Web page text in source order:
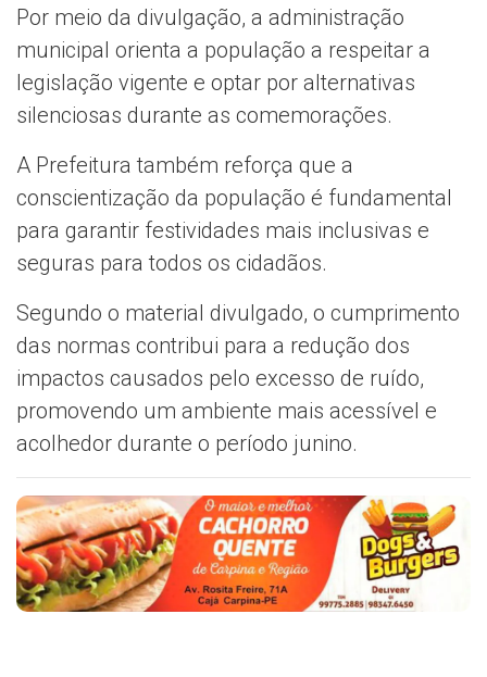
Por meio da divulgação, a administração
municipal orienta a população a respeitar a
legislação vigente e optar por alternativas
silenciosas durante as comemorações.
A Prefeitura também reforça que a
conscientização da população é fundamental
para garantir festividades mais inclusivas e
seguras para todos os cidadãos.
Segundo o material divulgado, o cumprimento
das normas contribui para a redução dos
impactos causados pelo excesso de ruído,
promovendo um ambiente mais acessível e
acolhedor durante o período junino.